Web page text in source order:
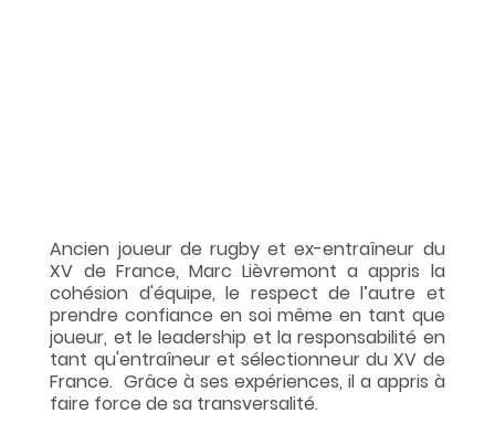
Ancien joueur de rugby et ex-entraîneur du
XV de France, Marc Lièvremont a appris la
cohésion d'équipe, le respect de l’autre et
prendre confiance en soi même en tant que
joueur, et le leadership et la responsabilité en
tant qu'entraîneur et sélectionneur du XV de
France.  Grâce à ses expériences, il a appris à
faire force de sa transversalité.